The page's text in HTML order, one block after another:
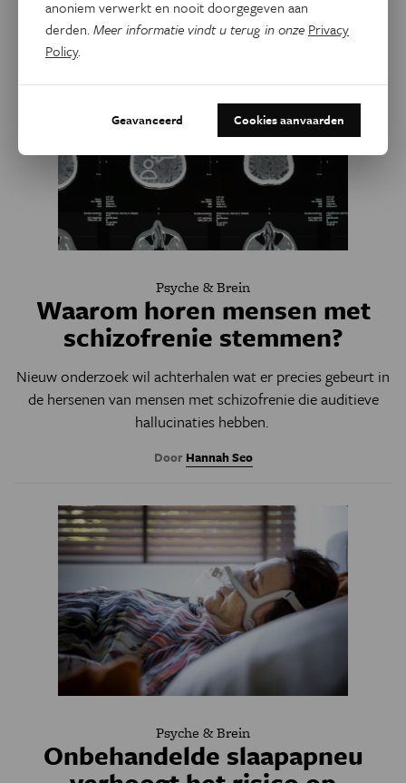
Gerelateerde artikels
Psyche & Brein
Waarom horen mensen met
schizofrenie stemmen?
Nieuw onderzoek wil achterhalen wat er precies gebeurt in
de hersenen van mensen met schizofrenie die auditieve
hallucinaties hebben.
Door Hannah Seo
Psyche & Brein
Onbehandelde slaapapneu
anoniem verwerkt en nooit doorgegeven aan
derden.Meer informatie vindt u terug in onze Privacy
Policy.
Geavanceerd Cookies aanvaarden